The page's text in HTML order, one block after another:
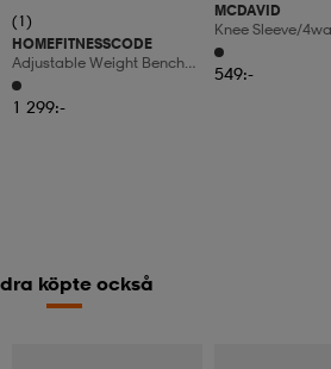
(1)
HOMEFITNESSCODE
Adjustable Weight Bench
300kg – Foldable Full Body
Bench
1 299:-
MCDAVID
Knee Sleeve/
W/gel Buttress &
549:-
köpte också